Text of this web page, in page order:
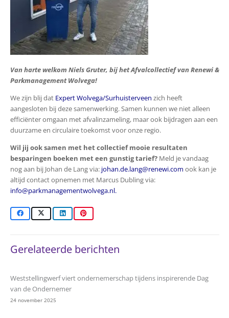
Van harte welkom Niels Gruter, bij het Afvalcollectief van Renewi &
Parkmanagement Wolvega!
We zijn blij dat Expert Wolvega/Surhuisterveen zich heeft
aangesloten bij deze samenwerking. Samen kunnen we niet alleen
efficiënter omgaan met afvalinzameling, maar ook bijdragen aan een
duurzame en circulaire toekomst voor onze regio.
Wil jij ook samen met het collectief mooie resultaten
besparingen boeken met een gunstig tarief? Meld je vandaag
nog aan bij Johan de Lang via: johan.de.lang@renewi.com ook kan je
altijd contact opnemen met Marcus Dubling via:
info@parkmanagementwolvega.nl.
Gerelateerde berichten
Weststellingwerf viert ondernemerschap tijdens inspirerende Dag
van de Ondernemer
24 november 2025